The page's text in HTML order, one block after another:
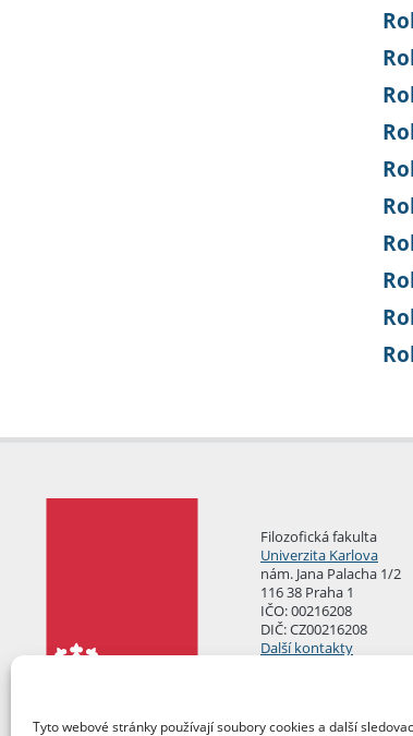
Tyto webové stránky používají soubory cookies a další
Filozofická fakulta
Univerzita Karlova
nám. Jana Palacha 1/2
116 38 Praha 1
IČO: 00216208
DIČ: CZ00216208
Další kontakty